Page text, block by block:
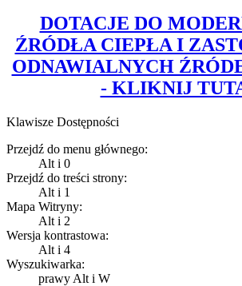
DOTACJE DO
ŹRÓDŁA CIEPŁA I
ODNAWIALNYCH
- KLIKNIJ
Klawisze Dostępności
Przejdź do menu głównego:
Alt i 0
Przejdź do treści strony:
Alt i 1
Mapa Witryny:
Alt i 2
Wersja kontrastowa:
Alt i 4
Wyszukiwarka:
prawy Alt i W